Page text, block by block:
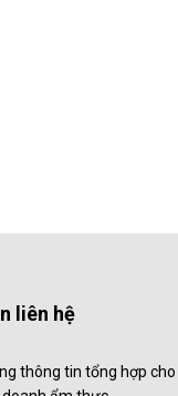
liên hệ
thông tin tổng hợp cho